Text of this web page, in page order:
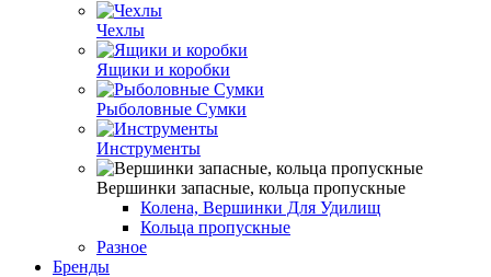
Чехлы
Ящики и коробки
Рыболовные Сумки
Инструменты
Вершинки запасные, кольца пропускные
Колена, Вершинки Для Удилищ
Кольца пропускные
Разное
Бренды